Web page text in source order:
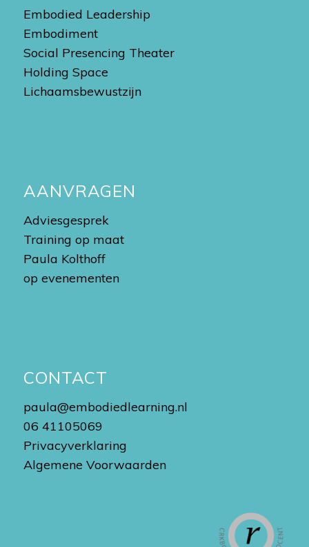
Embodied Leadership
Embodiment
Social Presencing Theater
Holding Space
Lichaamsbewustzijn
AANVRAGEN
Adviesgesprek
Training op maat
Paula Kolthoff
op evenementen
CONTACT
paula@embodiedlearning.nl
06 41105069
Privacyverklaring
Algemene Voorwaarden